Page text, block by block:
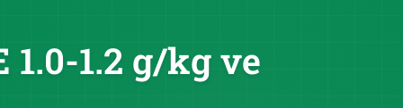
1.0-1.2 g/kg ve